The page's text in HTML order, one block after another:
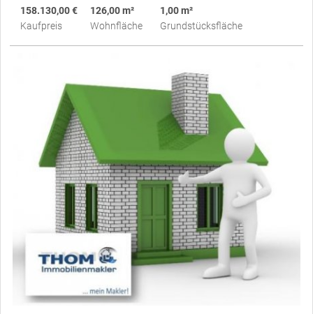
158.130,00 €
Kaufpreis
126,00 m²
Wohnfläche
1,00 m²
Grundstücksfläche